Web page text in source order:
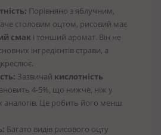
Порівняно з яблучним,
столовим оцтом, рисовий має
смак і тонший аромат. Він не
інгредієнтів страви, а
Зазвичай кислотність
4-5%, що нижче, ніж у
аналогів. Це робить його менш
Багато видів рисового оцту